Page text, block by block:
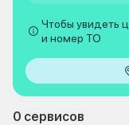
Чтобы увидеть
и номер ТО
0 сервисов